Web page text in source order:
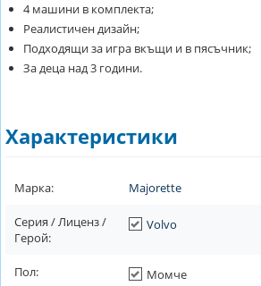
4 машини в комплекта;
Реалистичен дизайн;
Подходящи за игра вкъщи и в пясъчник;
За деца над 3 години.
Характеристики
Марка: Majorette
Серия / Лиценз /
Герой:
Volvo
Пол: Момче